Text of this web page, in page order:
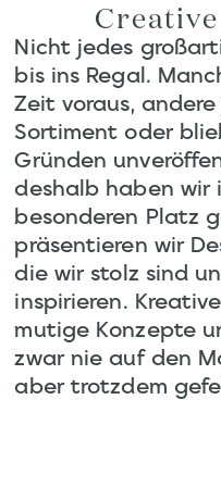
Nicht jedes
bis ins Regal.
Zeit voraus,
Sortiment oder
Gründen
deshalb haben wir
besonderen Platz
präsentieren wir
die wir stolz sind
inspirieren.
mutige Konzepte
zwar nie auf den
aber trotzdem